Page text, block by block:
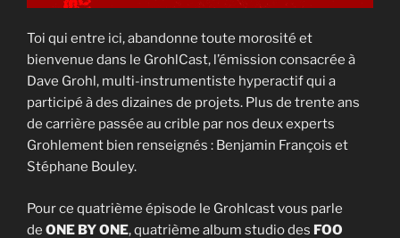
Toi qui entre ici, abandonne toute morosité et
bienvenue dans le GrohlCast, l’émission consacrée à
Dave Grohl, multi-instrumentiste hyperactif qui a
participé à des dizaines de projets. Plus de trente ans
de carrière passée au crible par nos deux experts
Grohlement bien renseignés : Benjamin François et
Stéphane Bouley.
Pour ce quatrième épisode le Grohlcast vous parle
de ONE BY ONE, quatrième album studio des FOO